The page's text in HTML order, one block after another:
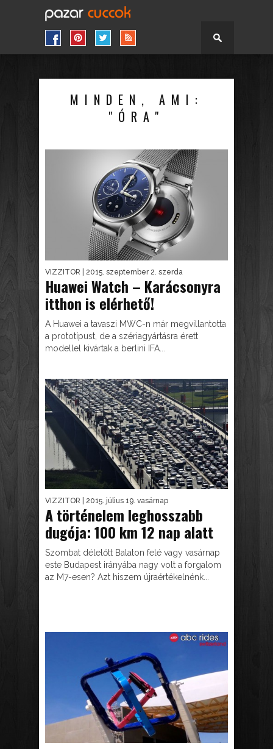
MINDEN, AMI:
"ÓRA"
VIZZITOR | 2015. szeptember 2. szerda
Huawei Watch – Karácsonyra
itthon is elérhető!
A Huawei a tavaszi MWC-n már megvillantotta
a prototípust, de a szériagyártásra érett
modellel kivártak a berlini IFA...
VIZZITOR | 2015. július 19. vasárnap
A történelem leghosszabb
dugója: 100 km 12 nap alatt
Szombat délelőtt Balaton felé vagy vasárnap
este Budapest irányába nagy volt a forgalom
az M7-esen? Azt hiszem újraértékelnénk...